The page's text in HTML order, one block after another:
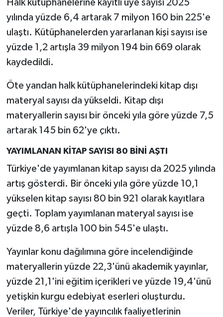
Halk kütüphanelerine kayıtlı üye sayısı 2025
yılında yüzde 6,4 artarak 7 milyon 160 bin 225'e
ulaştı. Kütüphanelerden yararlanan kişi sayısı ise
yüzde 1,2 artışla 39 milyon 194 bin 669 olarak
kaydedildi.
Öte yandan halk kütüphanelerindeki kitap dışı
materyal sayısı da yükseldi. Kitap dışı
materyallerin sayısı bir önceki yıla göre yüzde 7,5
artarak 145 bin 62'ye çıktı.
YAYIMLANAN KİTAP SAYISI 80 BİNİ AŞTI
Türkiye'de yayımlanan kitap sayısı da 2025 yılında
artış gösterdi. Bir önceki yıla göre yüzde 10,1
yükselen kitap sayısı 80 bin 921 olarak kayıtlara
geçti. Toplam yayımlanan materyal sayısı ise
yüzde 8,6 artışla 100 bin 545'e ulaştı.
Yayınlar konu dağılımına göre incelendiğinde
materyallerin yüzde 22,3'ünü akademik yayınlar,
yüzde 21,1'ini eğitim içerikleri ve yüzde 19,4'ünü
yetişkin kurgu edebiyat eserleri oluşturdu.
Veriler, Türkiye'de yayıncılık faaliyetlerinin